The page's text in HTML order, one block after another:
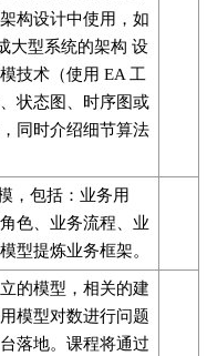
构设计中使用，如
大型系统的架构 设
技术（使用 EA 工
状态图、时序图或
同时介绍细节算法
，包括：业务用
色、业务流程、业
型提炼业务框架。
的模型，相关的建
模型对数进行问题
落地。课程将通过